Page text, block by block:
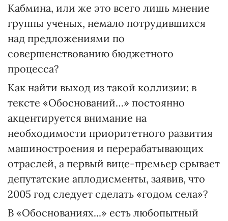
Кабмина, или же это всего лишь мнение
группы ученых, немало потрудившихся
над предложениями по
совершенствованию бюджетного
процесса?
Как найти выход из такой коллизии: в
тексте «Обоснований…» постоянно
акцентируется внимание на
необходимости приоритетного развития
машиностроения и перерабатывающих
отраслей, а первый вице-премьер срывает
депутатские аплодисменты, заявив, что
2005 год следует сделать «годом села»?
В «Обоснованиях...» есть любопытный